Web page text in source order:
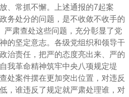
、常抓不懈。上述通报的7起案
务处分的问题，是不收敛不收手的
严肃查处这些问题，充分彰显了党
的坚定意志。各级党组织和领导干
治责任，把严的态度亮出来、严的
我革命精神筑牢中央八项规定堤
处案件摆在更加突出位置，对违反
，谁违反了规定就严肃处理谁，对